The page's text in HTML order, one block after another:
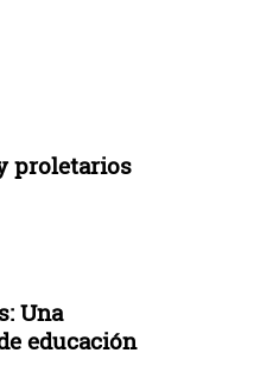
proletarios
Una
educación